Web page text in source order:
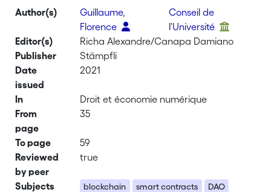
Author(s)
Guillaume,
Florence
Conseil de
l'Université
Editor(s)
Richa Alexandre/Canapa Damiano
Publisher
Stämpfli
Date
issued
2021
In
Droit et économie numérique
From
page
35
To page
59
Reviewed
by peer
true
Subjects blockchain smart contracts
DAO